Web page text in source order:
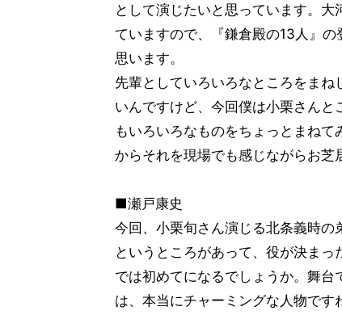
として演じたいと思っています。
ていますので、『鎌倉殿の13人』
思います。
先輩としていろいろなところをま
いんですけど、今回僕は小栗さん
もいろいろなものをちょっとまね
からそれを現場でも感じながらお芝
■瀬戸康史
今回、小栗旬さん演じる北条義時
というところがあって、役が決ま
では初めてになるでしょうか。舞
は、本当にチャーミングな人物で